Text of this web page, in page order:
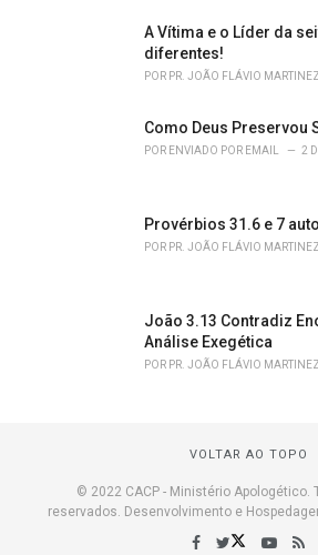
A Vítima e o Líder da
diferentes!
POR PR. JOÃO FLÁVIO MARTINEZ
Como Deus Preservou
POR ENVIADO POR EMAIL 2
Provérbios 31.6 e 7
POR PR. JOÃO FLÁVIO MARTINEZ
João 3.13 Contradiz
Análise Exegética
POR PR. JOÃO FLÁVIO MARTINEZ
VOLTAR AO TOPO
© 2022 CACP - Ministério Apologético.
reservados. Desenvolvimento e